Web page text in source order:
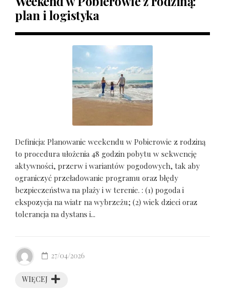
plan i logistyka
Definicja: Planowanie weekendu w Pobierowie z rodziną
to procedura ułożenia 48 godzin pobytu w sekwencję
aktywności, przerw i wariantów pogodowych, tak aby
ograniczyć przeładowanie programu oraz błędy
bezpieczeństwa na plaży i w terenie. : (1) pogoda i
ekspozycja na wiatr na wybrzeżu; (2) wiek dzieci oraz
tolerancja na dystans i...
WIĘCEJ
27/04/2026